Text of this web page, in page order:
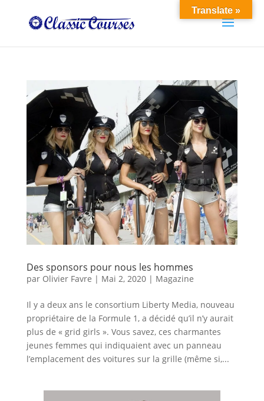
Des sponsors pour nous les hommes
par Olivier Favre | Mai 2, 2020| Magazine
Il y a deux ans le consortium Liberty Media, nouveau
propriétaire de la Formule 1, a décidé qu’il n’y aurait
plus de « grid girls ». Vous savez, ces charmantes
jeunes femmes qui indiquaient avec un panneau
l’emplacement des voitures sur la grille (même si,...
Translate »